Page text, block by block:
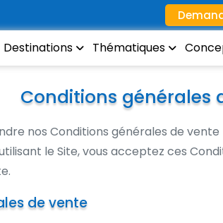
Destinations Thématiques
Conditions générales
nos Conditions générales de
le Site, vous acceptez ces
de vente